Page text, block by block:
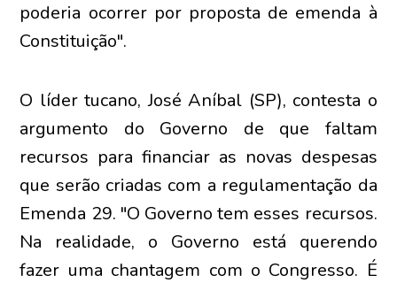
poderia ocorrer por proposta de emenda à
Constituição".
O líder tucano, José Aníbal (SP), contesta o
argumento do Governo de que faltam
recursos para financiar as novas despesas
que serão criadas com a regulamentação da
Emenda 29. "O Governo tem esses recursos.
Na realidade, o Governo está querendo
fazer uma chantagem com o Congresso. É